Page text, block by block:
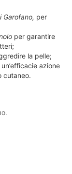
Garofano, per
per garantire
la pelle;
azione
cutaneo.